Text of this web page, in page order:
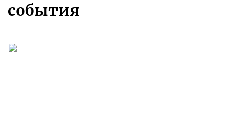
события